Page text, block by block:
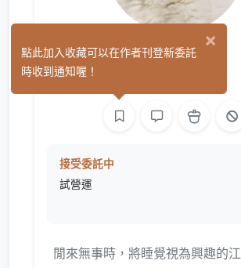
江江 (0)
接受委託中
試營運
閒來無事時，將睡覺視為興趣的江
×
點此加入收藏可以在作者刊登新委託
時收到通知喔！